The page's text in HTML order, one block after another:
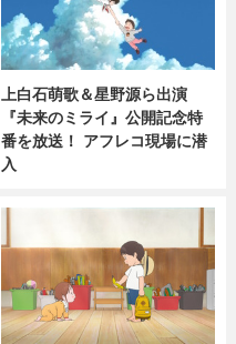
上白石萌歌＆星野源ら出演
『未来のミライ』公開記念特
番を放送！ アフレコ現場に潜
入